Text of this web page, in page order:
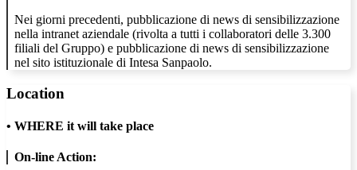
Nei giorni precedenti, pubblicazione di news di sensibilizzazione
nella intranet aziendale (rivolta a tutti i collaboratori delle 3.300
filiali del Gruppo) e pubblicazione di news di sensibilizzazione
nel sito istituzionale di Intesa Sanpaolo.
Location
• WHERE it will take place
On-line Action: